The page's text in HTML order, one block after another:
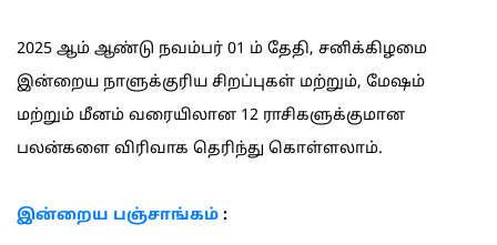
2025 ஆம் ஆண்டு நவம்பர் 01 ம் தேதி, சனிக்கிழமை
இன்றைய நாளுக்குரிய சிறப்புகள் மற்றும், மேஷம்
மற்றும் மீனம் வரையிலான 12 ராசிகளுக்குமான
பலன்களை விரிவாக தெரிந்து கொள்ளலாம்.
இன்றைய பஞ்சாங்கம் :